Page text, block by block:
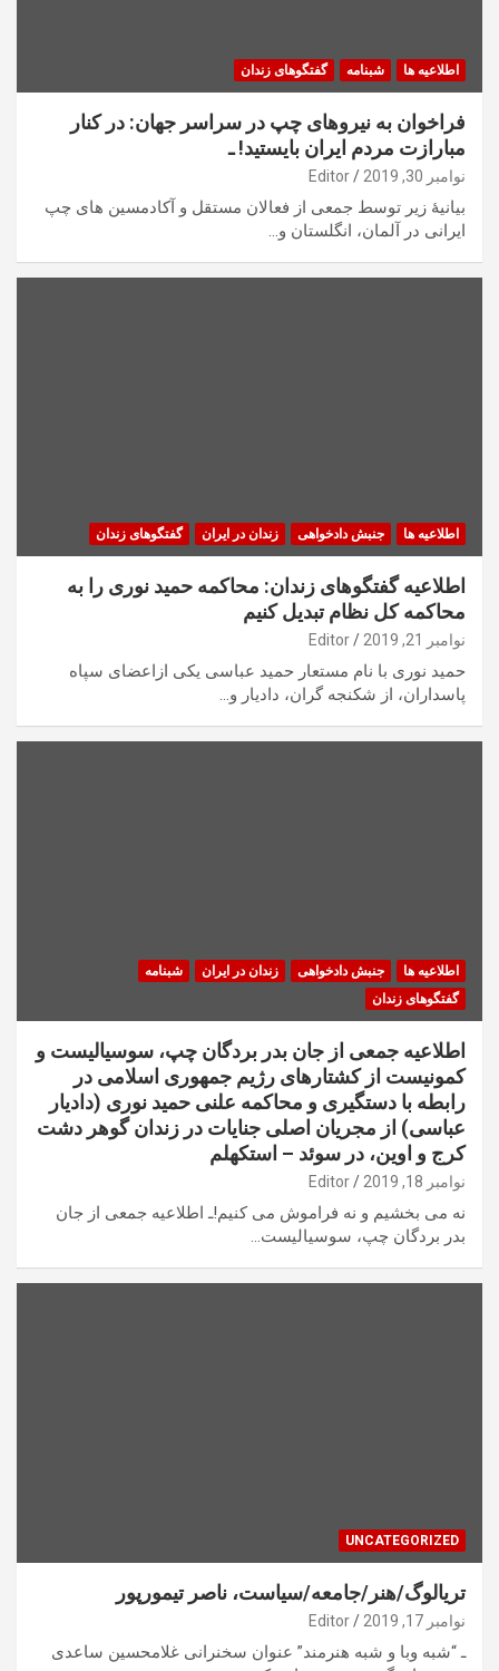
اطلاعیه ها شبنامه گفتگوهای زندان
فراخوان به نیروهای چپ در سراسر جهان: در کنار
مبارازت مردم ایران بایستید! ـ
نوامبر 30, 2019 Editor
بیانیۀ زیر توسط جمعی از فعالان مستقل و آکادمسین های چپ
ایرانی در آلمان، انگلستان و…
اطلاعیه ها جنبش دادخواهی زندان در ایران گفتگوهای زندان
اطلاعیه گفتگوهای زندان: محاکمه حمید نوری را به
محاکمه کل نظام تبدیل کنیم
نوامبر 21, 2019 Editor
حمید نوری با نام مستعار حمید عباسی یکی ازاعضای سپاه
پاسداران، از شکنجه گران، دادیار و…
اطلاعیه ها جنبش دادخواهی زندان در ایران
شبنامه
گفتگوهای زندان
اطلاعیه جمعی از جان بدر بردگان چپ، سوسیالیست و
کمونیست از کشتارهای رژیم جمهوری اسلامی در
رابطه با دستگیری و محاکمه علنی حمید نوری (دادیار
عباسی) از مجریان اصلی جنایات در زندان گوهر دشت
کرج و اوین، در سوئد – استکهلم
نوامبر 18, 2019 Editor
نه می بخشیم و نه فراموش می کنیم!ـ اطلاعیه جمعی از جان
بدر بردگان چپ، سوسیالیست…
UNCATEGORIZED
تریالوگ/هنر/جامعه/سیاست، ناصر تیمورپور
نوامبر 17, 2019 Editor
ـ “شبه وبا و شبه هنرمند” عنوان سخنرانی غلامحسین ساعدی